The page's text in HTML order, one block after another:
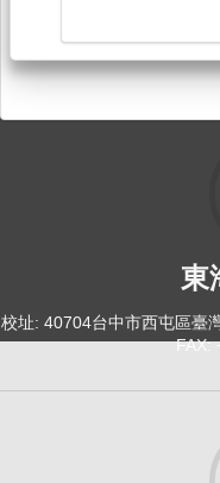
東
校址: 40704台中市西屯區臺
FAX: